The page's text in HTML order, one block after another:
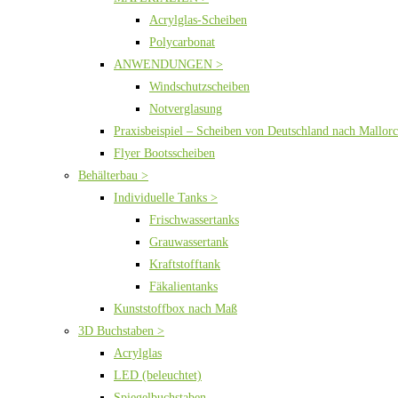
Acrylglas-Scheiben
Polycarbonat
ANWENDUNGEN >
Windschutzscheiben
Notverglasung
Praxisbeispiel – Scheiben von Deutschland nach
Flyer Bootsscheiben
Behälterbau >
Individuelle Tanks >
Frischwassertanks
Grauwassertank
Kraftstofftank
Fäkalientanks
Kunststoffbox nach Maß
3D Buchstaben >
Acrylglas
LED (beleuchtet)